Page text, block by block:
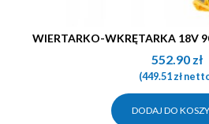
WIERTARKO-WKRĘTARKA 18V
552.90 zł
(449.51zł
DODAJ DO